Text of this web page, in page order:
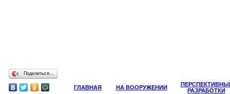
Поделиться…
ГЛАВНАЯ НА ВООРУЖЕНИИ
РАЗРАБОТКИ